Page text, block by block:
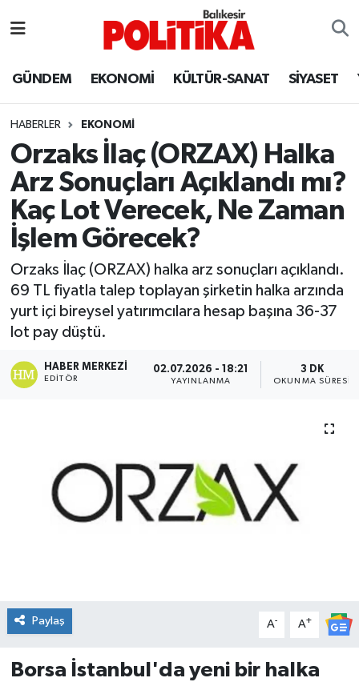
GÜNDEM EKONOMİ KÜLTÜR-SANAT SİYASET
HABERLER EKONOMİ
Orzaks İlaç (ORZAX) Halka
Arz Sonuçları Açıklandı mı?
Kaç Lot Verecek, Ne Zaman
İşlem Görecek?
Orzaks İlaç (ORZAX) halka arz sonuçları açıklandı.
69 TL fiyatla talep toplayan şirketin halka arzında
yurt içi bireysel yatırımcılara hesap başına 36-37
lot pay düştü.
HABER MERKEZI
EDITÖR
02.07.2026 - 18:21
YAYINLANMA
3 DK
OKUNMA SÜRESI
Paylaş A- A+
Borsa İstanbul'da yeni bir halka
Ayvalık
Balya
Bandırma
Bigadiç
BİYOGRAFİLER
Burhaniye
Edremit
EĞİTİM
Gömeç
Gönen
Balıkesir Hava Durumu
Balıkesir Namaz Vakitleri
Balıkesir Trafik Yoğunluk Haritası
Süper Lig Puan Durumu ve Fikstür
Tüm Manşetler
Son Dakika Haberleri